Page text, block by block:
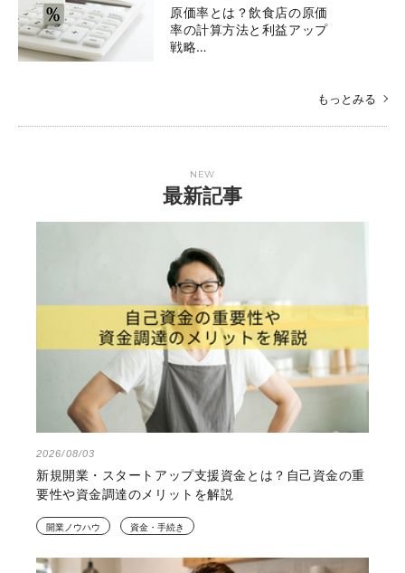
原価率とは？飲食店の原価
率の計算方法と利益アップ
戦略…
もっとみる
NEW
最新記事
2026/08/03
新規開業・スタートアップ支援資金とは？自己資金の重
要性や資金調達のメリットを解説
開業ノウハウ 資金・手続き